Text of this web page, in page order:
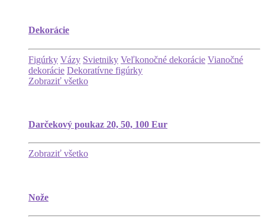
Dekorácie
Figúrky Vázy Svietniky Veľkonočné dekorácie Vianočné
dekorácie Dekoratívne figúrky
Zobraziť všetko
Darčekový poukaz 20, 50, 100 Eur
Zobraziť všetko
Nože